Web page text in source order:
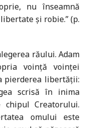
nu înseamnă
şi robie.” (p.
răului. Adam
voinţă voinţei
pierderea libertăţii:
scrisă în inima
Creatorului.
omului este